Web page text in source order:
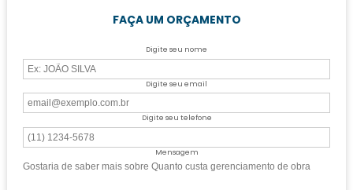
FAÇA UM ORÇAMENTO
Digite seu nome
Digite seu email
Digite seu telefone
Mensagem